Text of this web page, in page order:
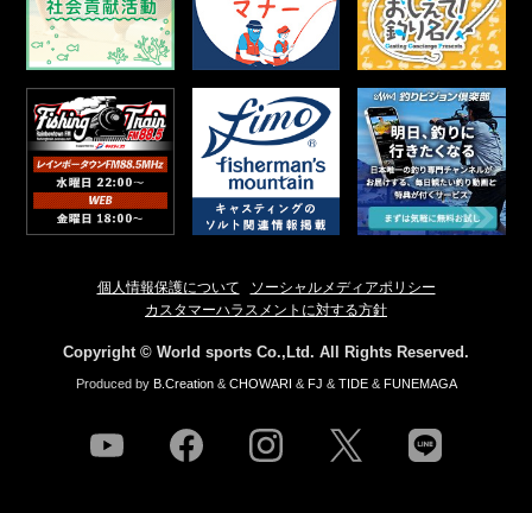
個人情報保護について
ソーシャルメディアポリシー
カスタマーハラスメントに対する方針
Copyright © World sports Co.,Ltd. All Rights Reserved.
Produced by B.Creation&CHOWARI & FJ &TIDE& FUNEMAGA
youtube facebook instagram line